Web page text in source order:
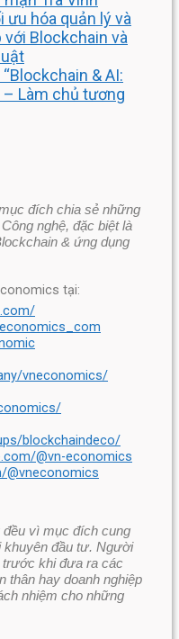
ưu hóa quản lý và
Blockchain và
& AI:
Làm chủ tương
đích chia sẻ những
nghệ, đặc biệt là
& ứng dụng
tại:
vneconomics/
blockchaindeco/
@vn-economics
@vneconomics
đều vì mục đích cung
khuyên đầu tư. Người
trước khi đưa ra các
thân hay doanh nghiệp
nhiệm cho những